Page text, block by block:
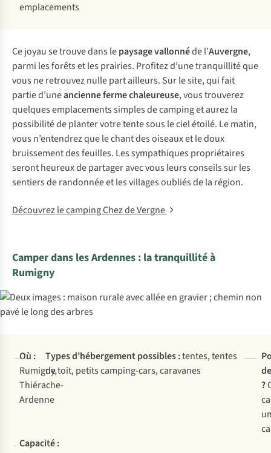
emplacements
Ce joyau se trouve dans lepaysage vallonnéde l’Auvergne,
parmi les forêts et les prairies. Profitez d’une tranquillité que
vous ne retrouvez nulle part ailleurs. Sur le site, qui fait
partie d’uneancienne ferme chaleureuse, vous trouverez
quelques emplacements simples de camping et aurez la
possibilité de planter votre tente sous le ciel étoilé. Le matin,
vous n’entendrez que le chant des oiseaux et le doux
bruissement des feuilles. Les sympathiques propriétaires
seront heureux de partager avec vous leurs conseils sur les
sentiers de randonnée et les villages oubliés de la région.
Découvrez le camping Chez de Vergne
Camper dans les Ardennes : la tranquillité à
Rumigny
Où :
Rumigny,
Thiérache-
Ardenne
Types d’hébergement possibles :tentes, tentes
de toit, petits camping-cars, caravanes
?
Capacité :